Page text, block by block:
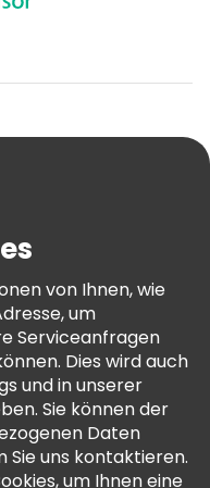
von Ihnen, wie
um
Serviceanfragen
Dies wird auch
und in unserer
Sie können der
Daten
Sie uns kontaktieren.
um Ihnen eine